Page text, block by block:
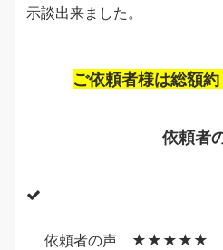
示談出来ました。
ご依頼者様は総額
依頼者
依頼者の声 ★★★★★